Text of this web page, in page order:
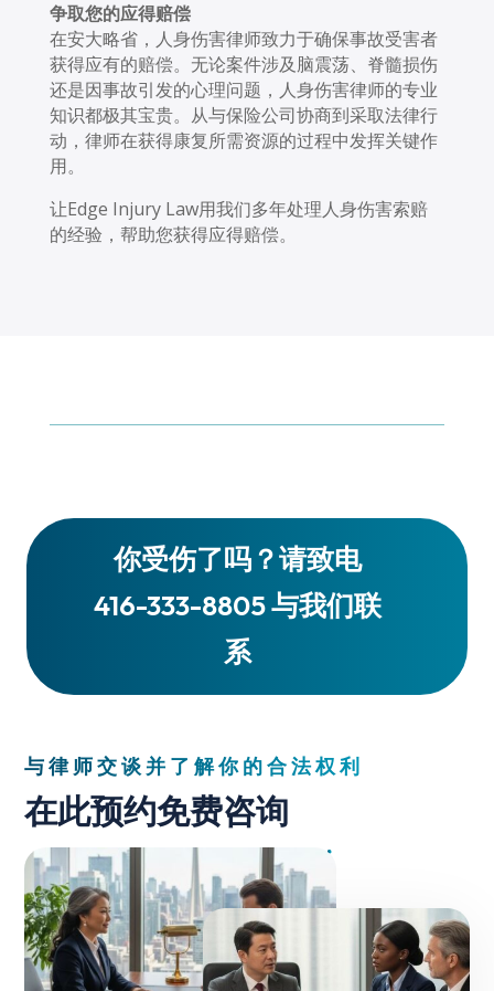
争取您的应得赔偿
在安大略省，人身伤害律师致力于确保事故受害者
获得应有的赔偿。无论案件涉及脑震荡、脊髓损伤
还是因事故引发的心理问题，人身伤害律师的专业
知识都极其宝贵。从与保险公司协商到采取法律行
动，律师在获得康复所需资源的过程中发挥关键作
用。
让Edge Injury Law用我们多年处理人身伤害索赔
的经验，帮助您获得应得赔偿。
你受伤了吗？请致电
416-333-8805 与我们联
系
与律师交谈并了解你的合法权利
在此预约免费咨询